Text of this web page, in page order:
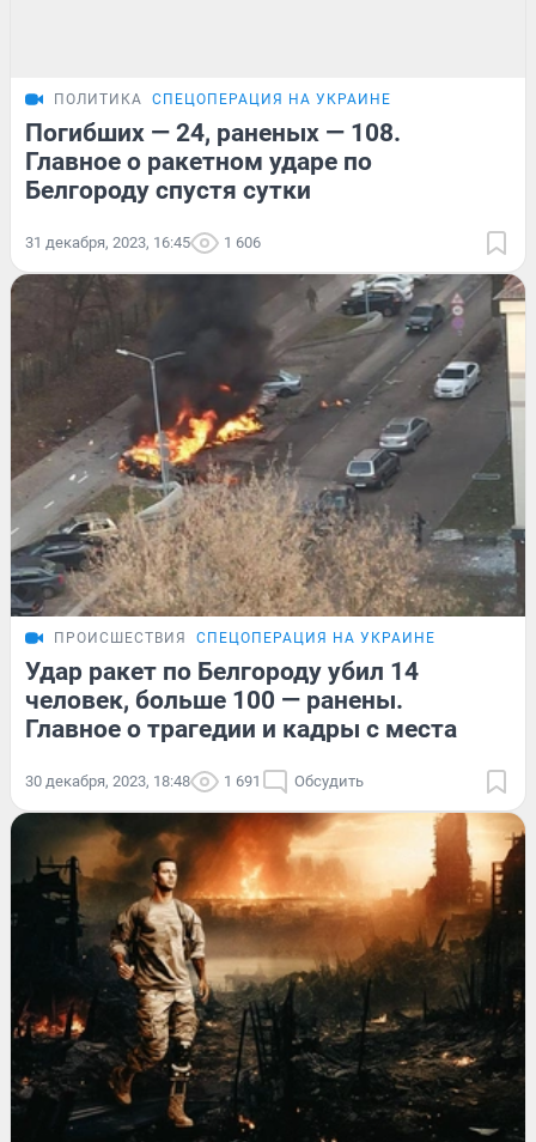
ПОЛИТИКА СПЕЦОПЕРАЦИЯ НА УКРАИНЕ
Погибших — 24, раненых — 108.
Главное о ракетном ударе по
Белгороду спустя сутки
31 декабря, 2023, 16:45 1 606
ПРОИСШЕСТВИЯ СПЕЦОПЕРАЦИЯ НА УКРАИНЕ
Удар ракет по Белгороду убил 14
человек, больше 100 — ранены.
Главное о трагедии и кадры с места
30 декабря, 2023, 18:48 1 691 Обсудить